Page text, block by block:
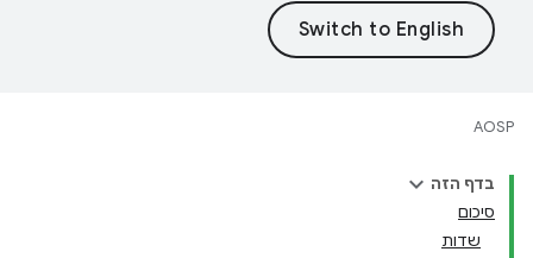
AOSP
בדף הזה
סיכום
שדות